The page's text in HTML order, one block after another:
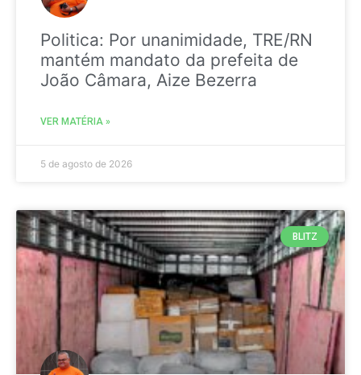
Politica: Por unanimidade, TRE/RN
mantém mandato da prefeita de
João Câmara, Aize Bezerra
VER MATÉRIA »
5 de agosto de 2026
BLITZ